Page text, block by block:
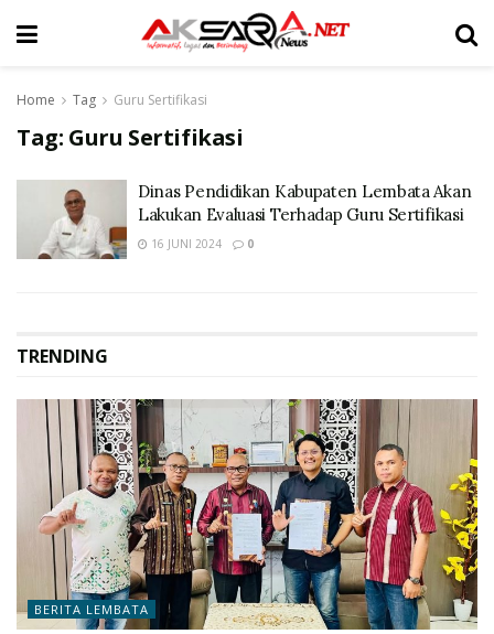
Home Tag Guru Sertifikasi
Tag: Guru Sertifikasi
Dinas Pendidikan Kabupaten Lembata Akan
Lakukan Evaluasi Terhadap Guru Sertifikasi
16 JUNI 2024 0
TRENDING
BERITA LEMBATA